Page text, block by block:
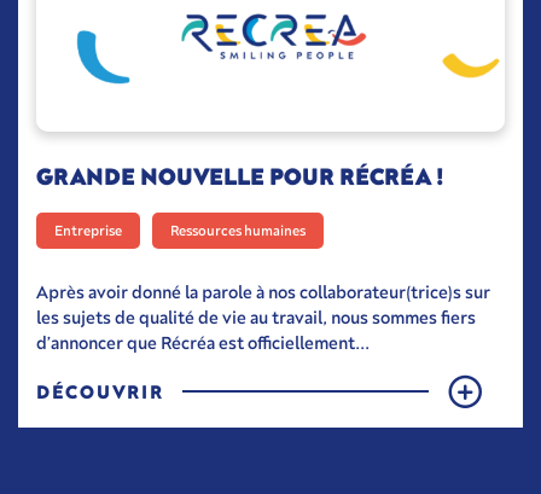
GRANDE NOUVELLE POUR RÉCRÉA !
Entreprise Ressources humaines
Après avoir donné la parole à nos collaborateur(trice)s sur
les sujets de qualité de vie au travail, nous sommes fiers
d’annoncer que Récréa est officiellement...
DÉCOUVRIR